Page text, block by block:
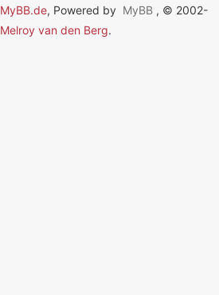
MyBB.de, Powered by MyBB , © 2002-
Melroy van den Berg.